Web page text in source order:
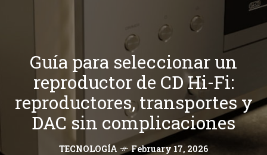
Guía para seleccionar un
reproductor de CD Hi-Fi:
reproductores, transportes y
DAC sin complicaciones
TECNOLOGÍA February 17, 2026